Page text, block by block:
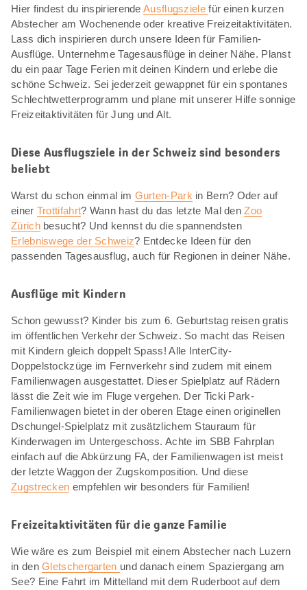
Hier findest du inspirierendeAusflugszielefür einen kurzen
Abstecher am Wochenende oder kreative Freizeitaktivitäten.
Lass dich inspirieren durch unsere Ideen für Familien-
Ausflüge. Unternehme Tagesausflüge in deiner Nähe. Planst
du ein paar Tage Ferien mit deinen Kindern und erlebe die
schöne Schweiz. Sei jederzeit gewappnet für ein spontanes
Schlechtwetterprogramm und plane mit unserer Hilfe sonnige
Freizeitaktivitäten für Jung und Alt.
Diese Ausflugsziele in der Schweiz sind besonders
beliebt
Warst du schon einmal im Gurten-Park in Bern? Oder auf
einer Trottifahrt? Wann hast du das letzte Mal denZoo
Zürichbesucht? Und kennst du die spannendsten
Erlebniswege der Schweiz? Entdecke Ideen für den
passenden Tagesausflug, auch für Regionen in deiner Nähe.
Ausflüge mit Kindern
Schon gewusst? Kinder bis zum 6. Geburtstag reisen gratis
im öffentlichen Verkehr der Schweiz. So macht das Reisen
mit Kindern gleich doppelt Spass! Alle InterCity-
Doppelstockzüge im Fernverkehr sind zudem mit einem
Familienwagen ausgestattet. Dieser Spielplatz auf Rädern
lässt die Zeit wie im Fluge vergehen. Der Ticki Park-
Familienwagen bietet in der oberen Etage einen originellen
Dschungel-Spielplatz mit zusätzlichem Stauraum für
Kinderwagen im Untergeschoss. Achte im SBB Fahrplan
einfach auf die Abkürzung FA, der Familienwagen ist meist
der letzte Waggon der Zugskomposition. Und diese
Zugstrecken empfehlen wir besonders für Familien!
Freizeitaktivitäten für die ganze Familie
Wie wäre es zum Beispiel mit einem Abstecher nach Luzern
in denGletschergarten und danach einem Spaziergang am
See? Eine Fahrt im Mittelland mit dem Ruderboot auf dem